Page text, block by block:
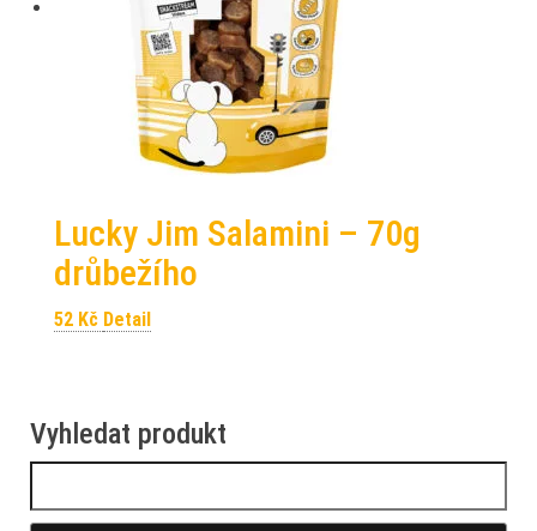
Lucky Jim Salamini – 70g
drůbežího
52 Kč Detail
Vyhledat produkt